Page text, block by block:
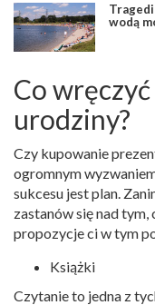
wodą
Co
urodziny?
Czy kupowanie
ogromnym
sukcesu jest plan.
zastanów się nad
propozycje ci w tym
Książki
Czytanie to jedna z